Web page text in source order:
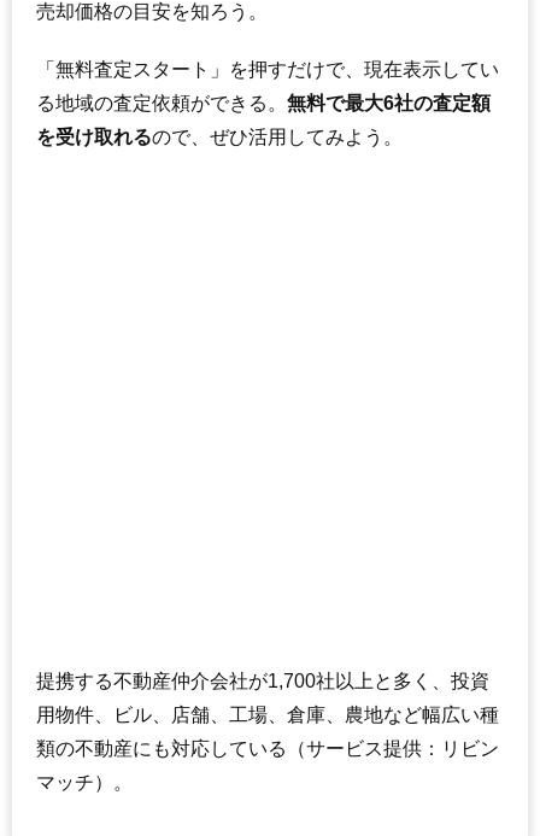
売却価格の目安を知ろう。
「無料査定スタート」を押すだけで、現在表示してい
る地域の査定依頼ができる。 無料で最大6社の査定額
を受け取れるので、ぜひ活用してみよう。
提携する不動産仲介会社が1,700社以上と多く、投資
用物件、ビル、店舗、工場、倉庫、農地など幅広い種
類の不動産にも対応している（サービス提供：リビン
マッチ）。